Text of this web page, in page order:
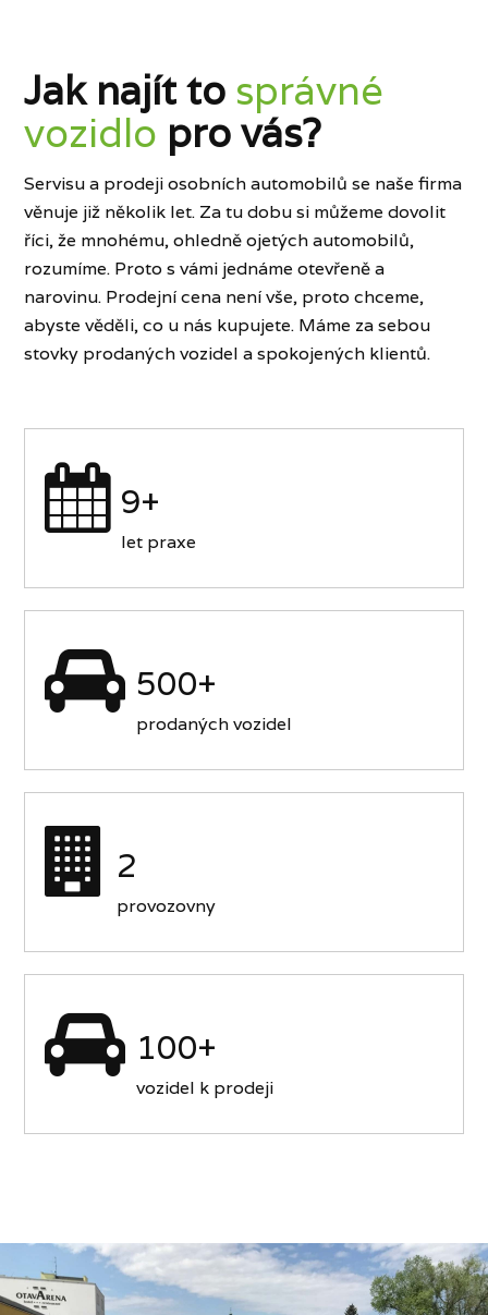
Jak najít to správné
vozidlo pro vás?
Servisu a prodeji osobních automobilů se naše firma
věnuje již několik let. Za tu dobu si můžeme dovolit
říci, že mnohému, ohledně ojetých automobilů,
rozumíme. Proto s vámi jednáme otevřeně a
narovinu. Prodejní cena není vše, proto chceme,
abyste věděli, co u nás kupujete. Máme za sebou
stovky prodaných vozidel a spokojených klientů.
9+
let praxe
500+
prodaných vozidel
2
provozovny
100+
vozidel k prodeji